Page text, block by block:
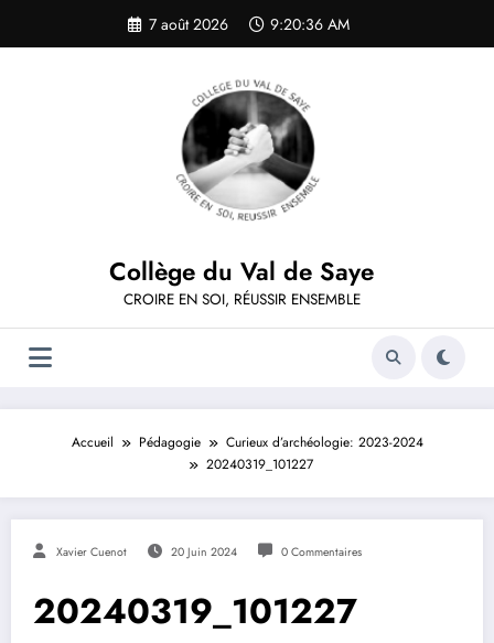
contenu
7 août 2026 9:20:36 AM
Collège du Val de Saye
CROIRE EN SOI, RÉUSSIR ENSEMBLE
Accueil Pédagogie
Curieux d’archéologie: 2023-2024
20240319_101227
Xavier Cuenot 20 Juin 2024 0 Commentaires
20240319_101227